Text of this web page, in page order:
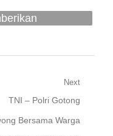
Next
Next
post:
TNI – Polri Gotong
Bersama Warga